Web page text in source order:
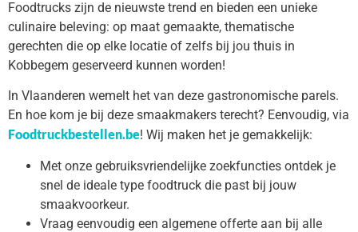
Foodtrucks zijn de nieuwste trend en bieden een unieke
culinaire beleving: op maat gemaakte, thematische
gerechten die op elke locatie of zelfs bij jou thuis in
Kobbegem geserveerd kunnen worden!
In Vlaanderen wemelt het van deze gastronomische parels.
En hoe kom je bij deze smaakmakers terecht? Eenvoudig, via
Foodtruckbestellen.be! Wij maken het je gemakkelijk:
Met onze gebruiksvriendelijke zoekfuncties ontdek je
snel de ideale type foodtruck die past bij jouw
smaakvoorkeur.
Vraag eenvoudig een algemene offerte aan bij alle